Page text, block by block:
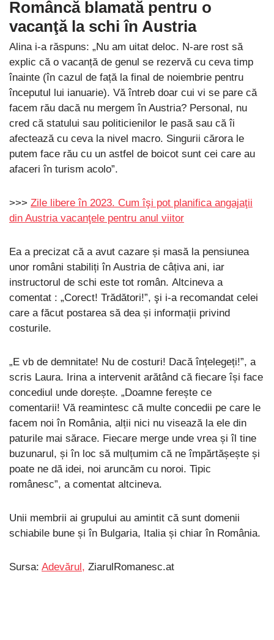
Româncă blamată pentru o
vacanţă la schi în Austria
Alina i-a răspuns: „Nu am uitat deloc. N-are rost să
explic că o vacanță de genul se rezervă cu ceva timp
înainte (în cazul de față la final de noiembrie pentru
începutul lui ianuarie). Vă întreb doar cui vi se pare că
facem rău dacă nu mergem în Austria? Personal, nu
cred că statului sau politicienilor le pasă sau că îi
afectează cu ceva la nivel macro. Singurii cărora le
putem face rău cu un astfel de boicot sunt cei care au
afaceri în turism acolo”.
>>> Zile libere în 2023. Cum îşi pot planifica angajaţii
din Austria vacanţele pentru anul viitor
Ea a precizat că a avut cazare și masă la pensiunea
unor români stabiliți în Austria de câțiva ani, iar
instructorul de schi este tot român. Altcineva a
comentat : „Corect! Trădători!”, şi i-a recomandat celei
care a făcut postarea să dea și informații privind
costurile.
„E vb de demnitate! Nu de costuri! Dacă înțelegeți!”, a
scris Laura. Irina a intervenit arătând că fiecare își face
concediul unde dorește. „Doamne ferește ce
comentarii! Vă reamintesc că multe concedii pe care le
facem noi în România, alții nici nu visează la ele din
paturile mai sărace. Fiecare merge unde vrea și îl tine
buzunarul, și în loc să mulțumim că ne împărtășește și
poate ne dă idei, noi aruncăm cu noroi. Tipic
românesc”, a comentat altcineva.
Unii membrii ai grupului au amintit că sunt domenii
schiabile bune și în Bulgaria, Italia și chiar în România.
Sursa: Adevărul, ZiarulRomanesc.at